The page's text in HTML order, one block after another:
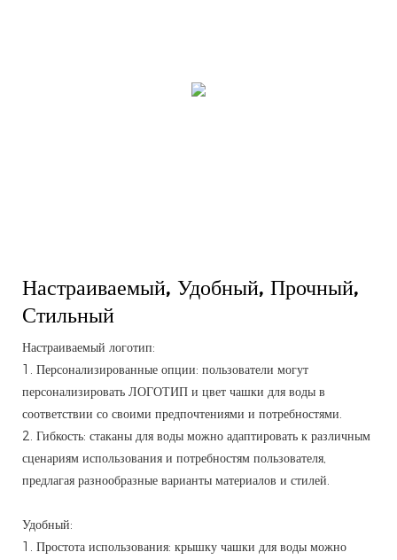
Настраиваемый, Удобный, Прочный,
Стильный
Настраиваемый логотип:
1. Персонализированные опции: пользователи могут
персонализировать ЛОГОТИП и цвет чашки для воды в
соответствии со своими предпочтениями и потребностями.
2. Гибкость: стаканы для воды можно адаптировать к различным
сценариям использования и потребностям пользователя,
предлагая разнообразные варианты материалов и стилей.
Удобный:
1. Простота использования: крышку чашки для воды можно